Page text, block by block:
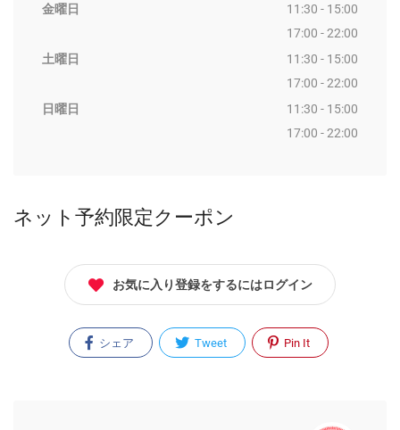
金曜日
11:30 - 15:00
17:00 - 22:00
土曜日
11:30 - 15:00
17:00 - 22:00
日曜日
11:30 - 15:00
17:00 - 22:00
ネット予約限定クーポン
お気に入り登録をするにはログイン
シェア Tweet Pin It